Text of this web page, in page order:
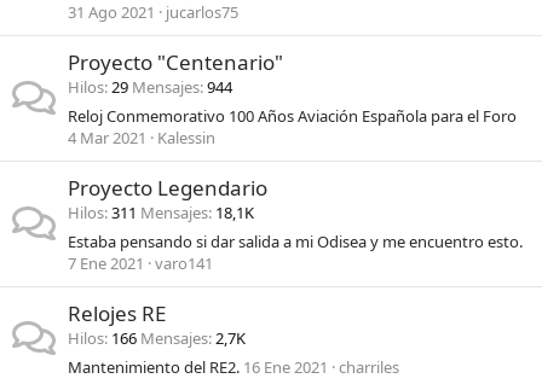
31 Ago 2021
jucarlos75
Proyecto "Centenario"
Hilos 29 Mensajes 944
Reloj Conmemorativo 100 Años Aviación Española para el Foro
4 Mar 2021
Kalessin
Proyecto Legendario
Hilos 311 Mensajes 18,1K
Estaba pensando si dar salida a mi Odisea y me encuentro esto.
7 Ene 2021
varo141
Relojes RE
Hilos 166 Mensajes 2,7K
Mantenimiento del RE2. 16 Ene 2021 charriles